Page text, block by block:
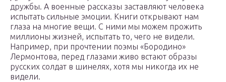
дружбы. А военные рассказы заставляют человека
испытать сильные эмоции. Книги открывают нам
глаза на многие вещи. С ними мы можем прожить
миллионы жизней, испытать то, чего не видели.
Например, при прочтении поэмы «Бородино»
Лермонтова, перед глазами живо встают образы
русских солдат в шинелях, хотя мы никогда их не
видели.